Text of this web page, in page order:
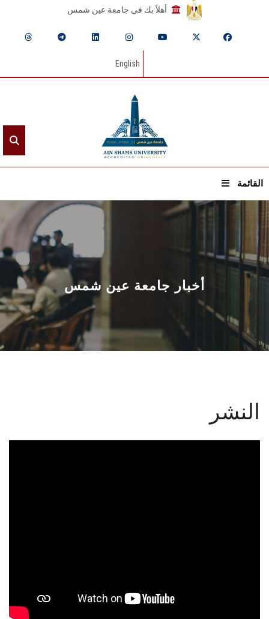
أهلاً بك في جامعة عين شمس
English
القائمة
الرئيسيـة
عن الجامعة
القطاعـات
الشئون الأكاديمية
البحث العلمي
الدراسات العليا
أخبار جامعة عين شمس
النشر